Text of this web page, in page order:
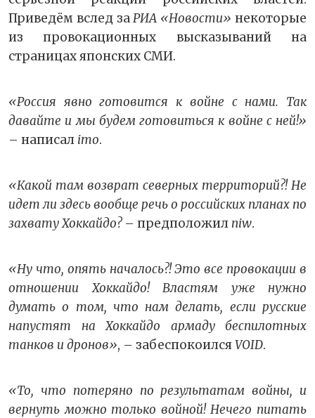
Приведём вслед заРИА «Новости» некоторые
из провокационных высказываний на
страницах японских СМИ.
«Россия явно готовится к войне с нами. Так
давайте и мы будем готовиться к войне с ней!»
– написал imo.
«Какой там возврат северных территорий?! Не
идет ли здесь вообще речь о российских планах по
захвату Хоккайдо?– предположил niw.
«Ну что, опять началось?! Это все провокации в
отношении Хоккайдо! Властям уже нужно
думать о том, что нам делать, если русские
напустят на Хоккайдо армаду беспилотных
танков и дронов», – забеспокоилсяVOID.
«То, что потеряно по результатам войны, и
вернуть можно только войной! Нечего питать